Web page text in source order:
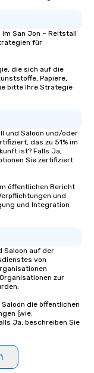
San Jon – Reitstall
für
die sich auf die
Papiere,
bitte Ihre Strategie
und Saloon und/oder
das zu 51% im
ist? Falls Ja,
Sie zertifiziert
öffentlichen Bericht
und
und Integration
Saloon auf der
von
zur
die öffentlichen
(wie:
Ja, beschreiben Sie